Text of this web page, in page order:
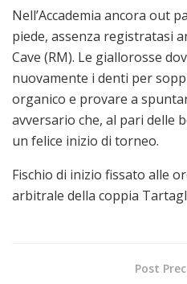
Nell’Accademia ancora out
piede, assenza registratasi
Cave (RM). Le giallorosse
nuovamente i denti per
organico e provare a
avversario che, al pari delle
un felice inizio di torneo.
Fischio di inizio fissato alle
arbitrale della coppia
Post